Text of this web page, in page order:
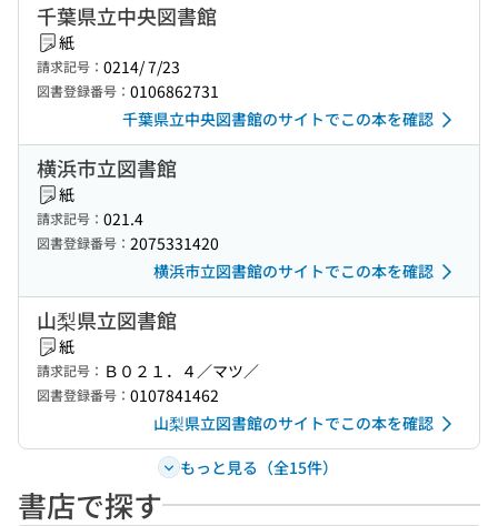
千葉県立中央図書館
紙
請求記号： 0214/ 7/23
図書登録番号： 0106862731
千葉県立中央図書館のサイトでこの本を確認
横浜市立図書館
紙
請求記号： 021.4
図書登録番号： 2075331420
横浜市立図書館のサイトでこの本を確認
山梨県立図書館
紙
請求記号： Ｂ０２１．４／マツ／
図書登録番号： 0107841462
山梨県立図書館のサイトでこの本を確認
もっと見る（全15件）
書店で探す